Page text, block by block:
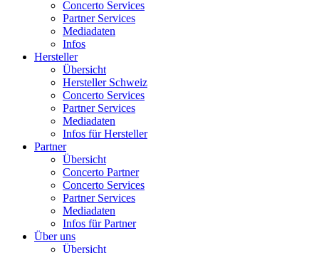
Concerto Services
Partner Services
Mediadaten
Infos
Hersteller
Übersicht
Hersteller Schweiz
Concerto Services
Partner Services
Mediadaten
Infos für Hersteller
Partner
Übersicht
Concerto Partner
Concerto Services
Partner Services
Mediadaten
Infos für Partner
Über uns
Übersicht